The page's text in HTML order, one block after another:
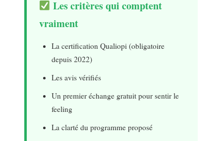
Les critères qui comptent
vraiment
La certification Qualiopi (obligatoire
depuis 2022)
Les avis vérifiés
Un premier échange gratuit pour sentir le
feeling
La clarté du programme proposé